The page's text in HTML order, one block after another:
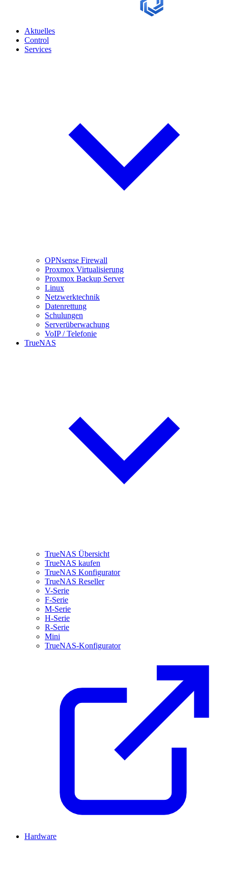
Aktuelles
Control
Services
OPNsense Firewall
Proxmox Virtualisierung
Proxmox Backup Server
Linux
Netzwerktechnik
Datenrettung
Schulungen
Serverüberwachung
VoIP / Telefonie
TrueNAS
TrueNAS Übersicht
TrueNAS kaufen
TrueNAS Konfigurator
TrueNAS Reseller
V-Serie
F-Serie
M-Serie
H-Serie
R-Serie
Mini
TrueNAS-Konfigurator
Hardware